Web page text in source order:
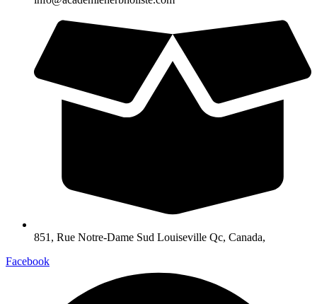
851, Rue Notre-Dame Sud Louiseville Qc, Canada,
Facebook